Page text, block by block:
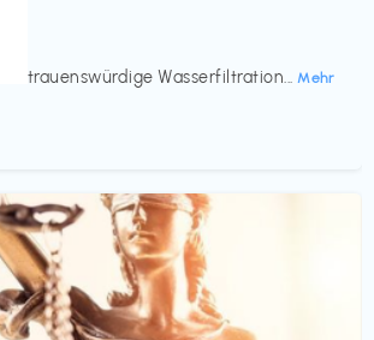
vertrauenswürdige Wasserfiltration... Mehr